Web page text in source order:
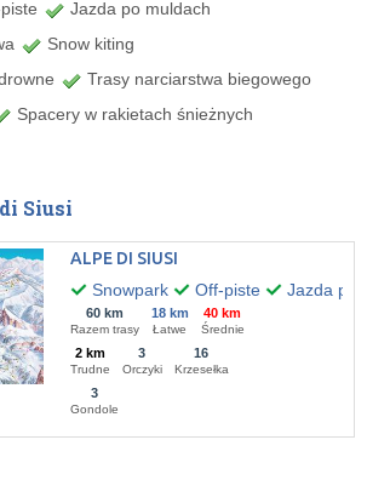
Jazda po muldach
Snow kiting
Trasy narciarstwa biegowego
Spacery w rakietach śnieżnych
Siusi
ALPE DI SIUSI
Snowpark
Off-piste Jazda po
60 km
Razem trasy
18 km
Łatwe
40 km
Średnie
2 km
Trudne
3
Orczyki
16
Krzesełka
3
Gondole